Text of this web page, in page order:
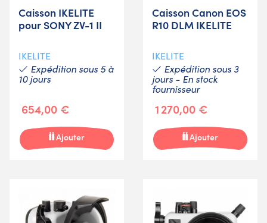
Caisson IKELITE
pour SONY ZV-1 II
IKELITE
Expédition sous 5 à
10 jours
654,00 €
Ajouter
Caisson Canon EOS
R10 DLM IKELITE
IKELITE
Expédition sous 3
jours - En stock
fournisseur
1 270,00 €
Ajouter